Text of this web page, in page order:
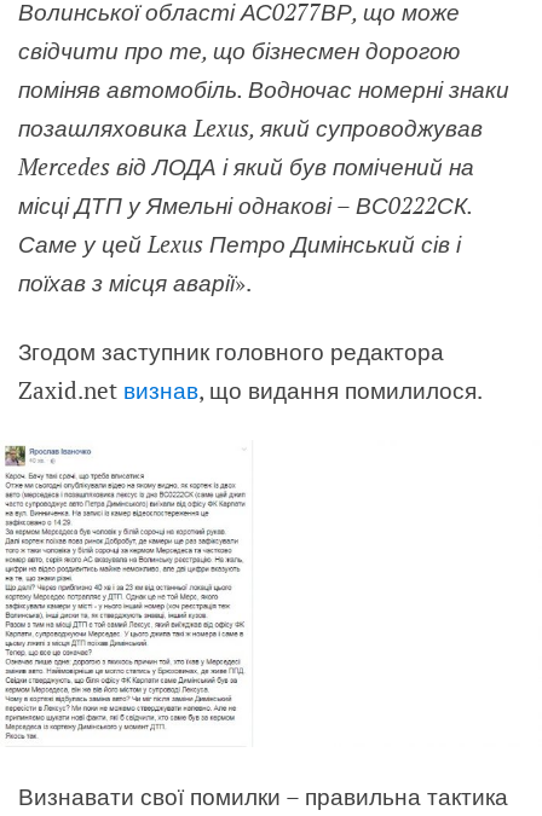
Волинської області АС0277ВР, що може
свідчити про те, що бізнесмен дорогою
поміняв автомобіль. Водночас номерні знаки
позашляховика Lexus, який супроводжував
Mercedes від ЛОДА і який був помічений на
місці ДТП у Ямельні однакові – ВС0222СК.
Саме у цей Lexus Петро Димінський сів і
поїхав з місця аварії».
Згодом заступник головного редактора
Zaxid.net визнав, що видання помилилося.
Визнавати свої помилки – правильна тактика